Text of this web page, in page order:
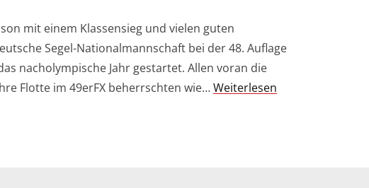
mit einem Klassensieg und vielen guten
Segel-Nationalmannschaft bei der 48. Auflage
nacholympische Jahr gestartet. Allen voran die
Flotte im 49erFX beherrschten wie…Weiterlesen